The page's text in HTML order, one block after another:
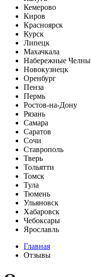
Кемерово
Киров
Красноярск
Курск
Липецк
Махачкала
Набережные Челны
Новокузнецк
Оренбург
Пенза
Пермь
Ростов-на-Дону
Рязань
Самара
Саратов
Сочи
Ставрополь
Тверь
Тольятти
Томск
Тула
Тюмень
Ульяновск
Хабаровск
Чебоксары
Ярославль
Главная
Отзывы